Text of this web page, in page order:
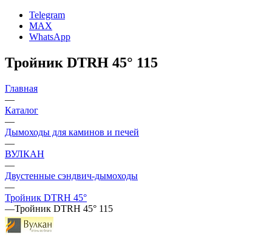
Telegram
MAX
WhatsApp
Тройник DTRH 45° 115
Главная
—
Каталог
—
Дымоходы для каминов и печей
—
ВУЛКАН
—
Двустенные сэндвич-дымоходы
—
Тройник DTRH 45°
—Тройник DTRH 45° 115